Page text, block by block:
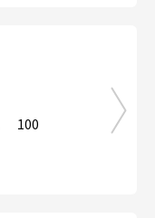
100